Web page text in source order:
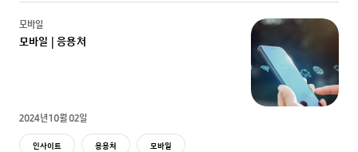
모바일
모바일 | 응용처
2024년 10월 02일
인사이트 응용처 모바일